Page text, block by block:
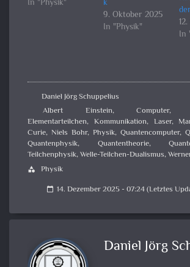
In "Physik"
k
9. Oktober 2025
In "Physik"
In
Daniel Jörg Schuppelius
Albert Einstein,Computer
Elementarteilchen, Kommunikation, Laser,
Curie, Niels Bohr, Physik, Quantencomputer,
Quantenphysik, Quantentheorie,
Teilchenphysik,Welle-Teilchen-Dualismus,
category Physik
calendar_today 14. Dezember 2025 - 07:24 (Letztes
Daniel Jörg